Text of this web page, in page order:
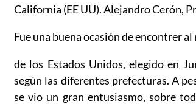
California (EE UU). Alejandro Cerón,
Fue una buena ocasión de encontrer
de los Estados Unidos, elegido en
según las diferentes prefecturas. A
se vio un gran entusiasmo, sobre